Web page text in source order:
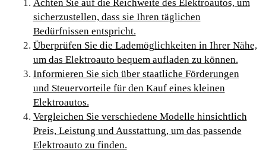
Achten Sie auf die Reichweite des Elektroautos, um
sicherzustellen, dass sie Ihren täglichen
Bedürfnissen entspricht.
Überprüfen Sie die Lademöglichkeiten in Ihrer Nähe,
um das Elektroauto bequem aufladen zu können.
Informieren Sie sich über staatliche Förderungen
und Steuervorteile für den Kauf eines kleinen
Elektroautos.
Vergleichen Sie verschiedene Modelle hinsichtlich
Preis, Leistung und Ausstattung, um das passende
Elektroauto zu finden.